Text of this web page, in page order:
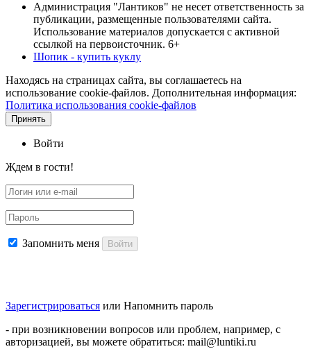
Администрация "Лантиков" не несет ответственность за
публикации, размещенные пользователями сайта.
Использование материалов допускается с активной
ссылкой на первоисточник. 6+
Шопик - купить куклу
Находясь на страницах сайта, вы соглашаетесь на
использование cookie-файлов. Дополнительная информация:
Политика использования cookie-файлов
Принять
Войти
Ждем в гости!
Запомнить меня Войти
Зарегистрироваться или Напомнить пароль
- при возникновении вопросов или проблем, например, с
авторизацией, вы можете обратиться: mail@luntiki.ru